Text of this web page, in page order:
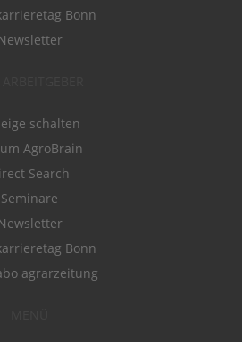
Bonn
schalten
AgroBrain
Search
Seminare
Bonn
agrarzeitung